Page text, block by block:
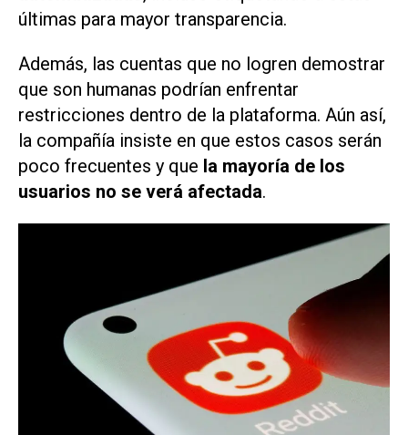
últimas para mayor transparencia.
Además, las cuentas que no logren demostrar
que son humanas podrían enfrentar
restricciones dentro de la plataforma. Aún así,
la compañía insiste en que estos casos serán
poco frecuentes y que la mayoría de los
usuarios no se verá afectada.